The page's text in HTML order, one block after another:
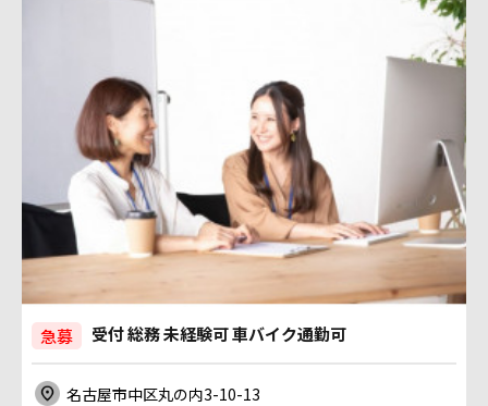
急募 受付 総務 未経験可 車バイク通勤可
名古屋市中区丸の内3-10-13